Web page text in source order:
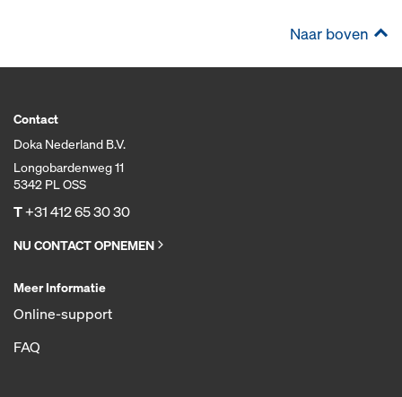
Naar boven
Contact
Doka Nederland B.V.
Longobardenweg 11
5342 PL OSS
T+31 412 65 30 30
NU CONTACT OPNEMEN
Meer Informatie
Online-support
FAQ